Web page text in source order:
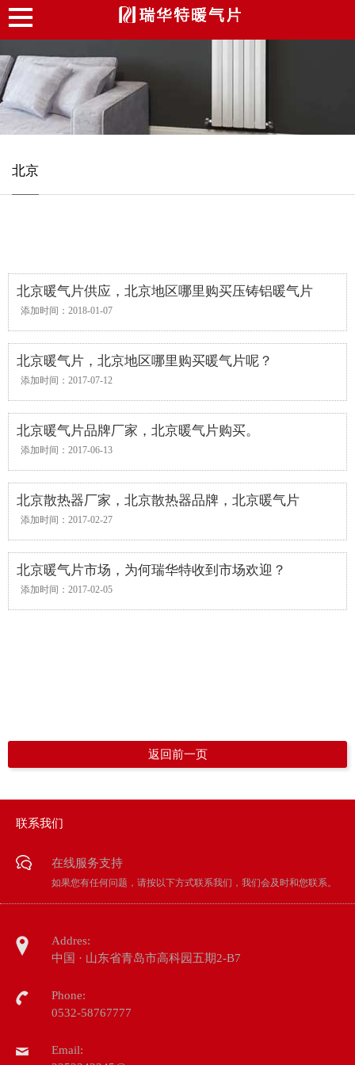
北京
北京暖气片供应，北京地区哪里购买压铸铝暖气片
添加时间：2018-01-07
北京暖气片，北京地区哪里购买暖气片呢？
添加时间：2017-07-12
北京暖气片品牌厂家，北京暖气片购买。
添加时间：2017-06-13
北京散热器厂家，北京散热器品牌，北京暖气片
添加时间：2017-02-27
北京暖气片市场，为何瑞华特收到市场欢迎？
添加时间：2017-02-05
返回前一页
联系我们
在线服务支持
如果您有任何问题，请按以下方式联系我们，我们会及时和您联系。
Addres:
中国 · 山东省青岛市高科园五期2-B7
Phone:
0532-58767777
Email: